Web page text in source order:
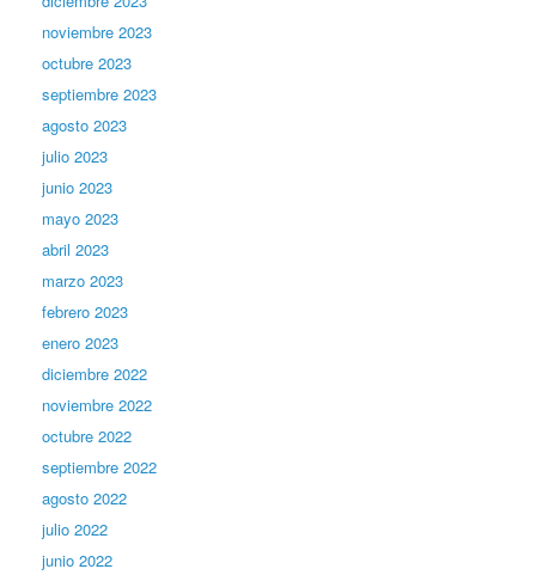
noviembre 2023
octubre 2023
septiembre 2023
agosto 2023
julio 2023
junio 2023
mayo 2023
abril 2023
marzo 2023
febrero 2023
enero 2023
diciembre 2022
noviembre 2022
octubre 2022
septiembre 2022
agosto 2022
julio 2022
junio 2022